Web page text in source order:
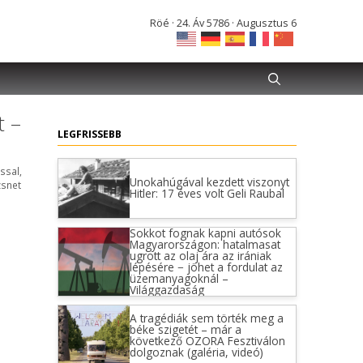
Röé · 24. Áv 5786 · Augusztus 6
–
LEGFRISSEBB
Unokahúgával kezdett viszonyt
Hitler: 17 éves volt Geli Raubal
Sokkot fognak kapni autósok
Magyarországon: hatalmasat
ugrott az olaj ára az irániak
lépésére − jöhet a fordulat az
üzemanyagoknál –
Világgazdaság
A tragédiák sem törték meg a
béke szigetét – már a
következő OZORA Fesztiválon
dolgoznak (galéria, videó)